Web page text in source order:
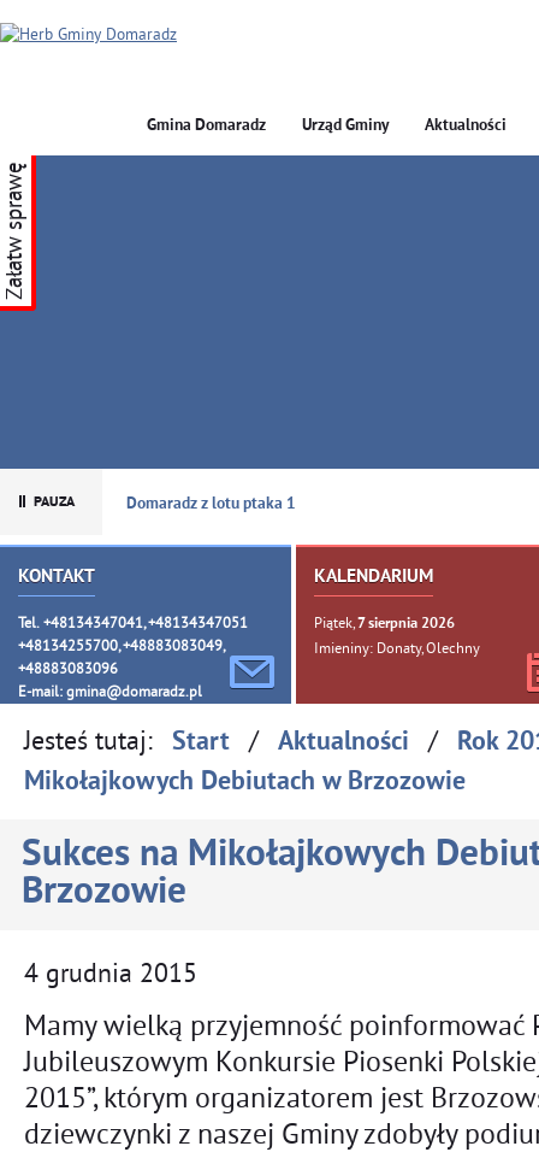
GMINA DOMARADZ
Gmina Domaradz Urząd Gminy Aktualności
Domaradz z lotu ptaka 1
KONTAKT
Tel. +48134347041, +48134347051
+48134255700, +48883083049,
+48883083096
E-mail: gmina@domaradz.pl
KALENDARIUM
Piątek, 7sierpnia 2026
Imieniny: Donaty, Olechny
Załatw sprawę
Jesteś tutaj: Start / Aktualności / Rok
Mikołajkowych Debiutach w Brzozowie
Sukces na Mikołajkowych
Brzozowie
4 grudnia 2015
Mamy wielką przyjemność poinformować
Jubileuszowym Konkursie Piosenki
2015”, którym organizatorem jest
dziewczynki z naszej Gminy zdobyły